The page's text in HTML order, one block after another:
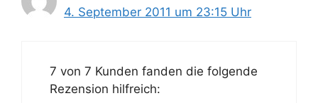
4. September 2011 um 23:15 Uhr
7 von 7 Kunden fanden die folgende
Rezension hilfreich: